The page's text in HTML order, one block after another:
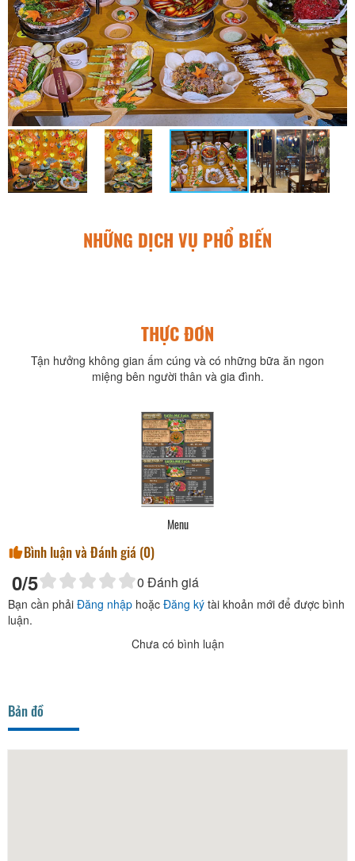
NHỮNG DỊCH VỤ PHỔ BIẾN
THỰC ĐƠN
Tận hưởng không gian ấm cúng và có những bữa ăn ngon
miệng bên người thân và gia đình.
Menu
Bình luận và Đánh giá (0)
0/5 0 Đánh giá
Bạn cần phải Đăng nhập hoặc Đăng ký tài khoản mới để được bình
luận.
Chưa có bình luận
Bản đồ